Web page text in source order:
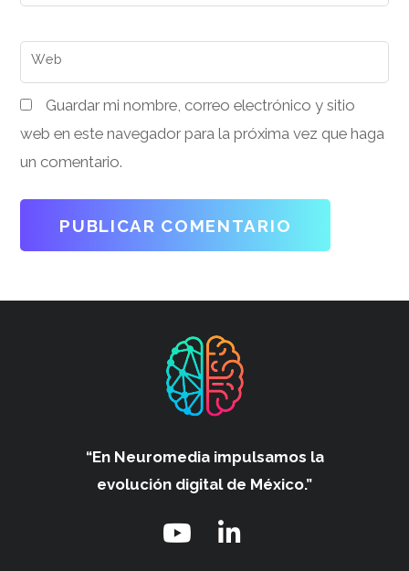
Web
Guardar mi nombre, correo electrónico y sitio
web en este navegador para la próxima vez que haga
un comentario.
“En Neuromedia impulsamos la
evolución digital de México.”